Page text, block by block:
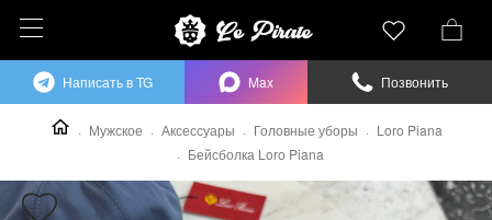
Мужское Аксессуары Головные уборы
Loro Piana
Бейсболка Loro Piana
Написать в TG Max Позвонить